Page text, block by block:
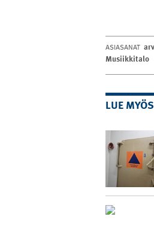
ASIASANAT
Musiikkitalo
LUE MYÖS